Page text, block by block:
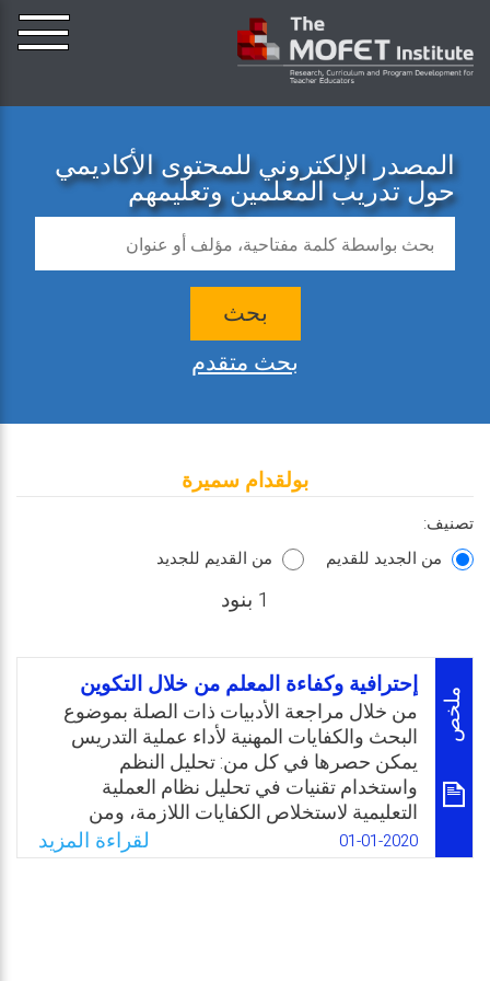
المصدر الإلكتروني للمحتوى الأكاديمي
حول تدريب المعلمين وتعليمهم
بحث
بحث متقدم
بولقدام سميرة
تصنيف:
من الجديد للقديم
من القديم للجديد
1 بنود
ملخص
إحترافية وكفاءة المعلم من خلال التكوين
من خلال مراجعة الأدبيات ذات الصلة بموضوع
البحث والكفايات المهنية لأداء عملية التدريس
يمكن حصرها في كل من: تحليل النظم
واستخدام تقنيات في تحليل نظام العملية
التعليمية لاستخلاص الكفايات اللازمة، ومن
ملاحظة سلوكيات مجموعة من المعلمين
الناجحين في عملية التدريس الفعّال لاشتقاق
01-01-2020 لقراءة المزيد